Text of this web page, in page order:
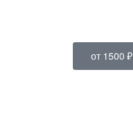
от 1500 ₽